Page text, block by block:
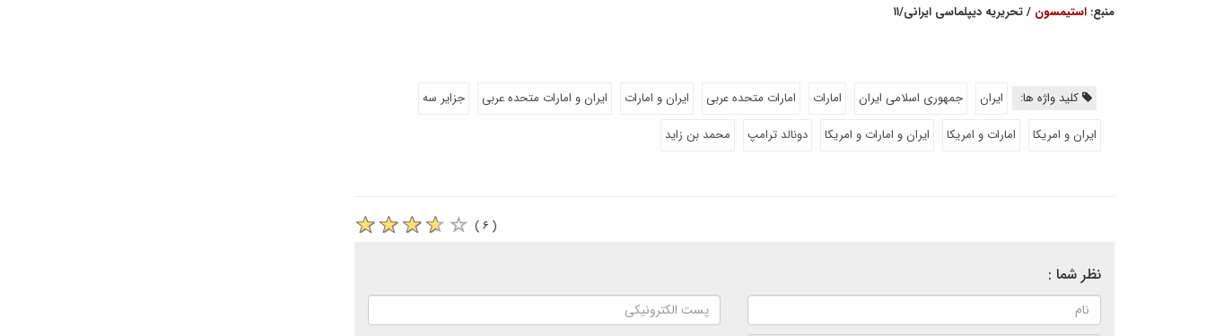
منبع: استیمسون / تحریریه دیپلماسی ایرانی/۱۱
کلید واژه ها: ایران جمهوری اسلامی ایران امارات امارات متحده عربی ایران و امارات ایران و امارات متحده عربی
جزایر سه
ایران و امریکا
امارات و امریکا ایران و امارات و امریکا دونالد ترامپ محمد بن زاید
( ۶ )
نظر شما :